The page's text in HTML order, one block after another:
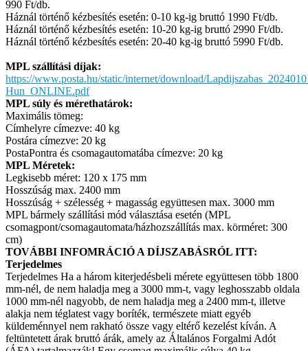
990 Ft/db.
Háznál történő kézbesítés esetén: 0-10 kg-ig bruttó 1990 Ft/db.
Háznál történő kézbesítés esetén: 10-20 kg-ig bruttó 2990 Ft/db.
Háznál történő kézbesítés esetén: 20-40 kg-ig bruttó 5990 Ft/db.
MPL szállítási díjak:
https://www.posta.hu/static/internet/download/
Hun_ONLINE.pdf
MPL súly és mérethatárok:
Maximális tömeg:
Címhelyre címezve: 40 kg
Postára címezve: 20 kg
PostaPontra és csomagautomatába címezve: 20 kg
MPL Méretek:
Legkisebb méret: 120 x 175 mm
Hosszúság max. 2400 mm
Hosszúság + szélesség + magasság együttesen max. 3000 mm
MPL bármely szállítási mód választása esetén (MPL
csomagpont/csomagautomata/házhozszállítás max. körméret: 300
cm)
TOVÁBBI INFOMRÁCIÓ A DÍJSZABÁSRÓL ITT:
Terjedelmes
Terjedelmes Ha a három kiterjedésbeli mérete együttesen több 1800
mm-nél, de nem haladja meg a 3000 mm-t, vagy leghosszabb oldala
1000 mm-nél nagyobb, de nem haladja meg a 2400 mm-t, illetve
alakja nem téglatest vagy boríték, természete miatt egyéb
küldeménnyel nem rakható össze vagy eltérő kezelést kíván. A
feltüntetett árak bruttó árák, amely az Általános Forgalmi Adót